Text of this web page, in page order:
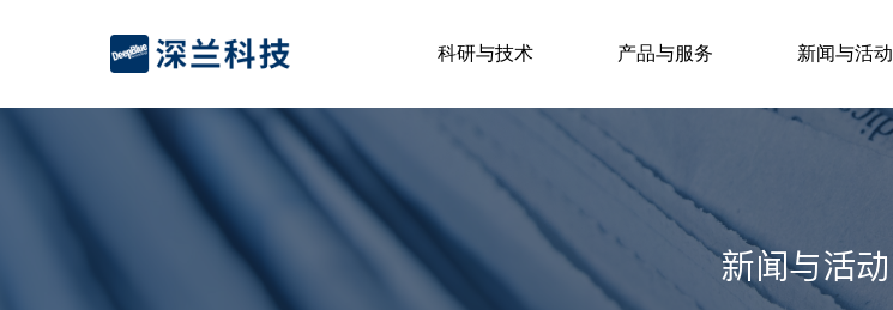
科研与技术 产品与服务 新闻与活动
新闻与活动